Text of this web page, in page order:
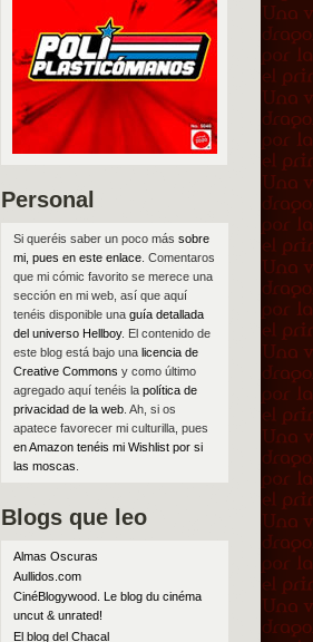
Personal
Si queréis saber un poco más sobre
mi, pues en este enlace. Comentaros
que mi cómic favorito se merece una
sección en mi web, así que aquí
tenéis disponible una guía detallada
del universo Hellboy. El contenido de
este blog está bajo una licencia de
Creative Commons y como último
agregado aquí tenéis la política de
privacidad de la web. Ah, si os
apatece favorecer mi culturilla, pues
en Amazon tenéis mi Wishlist por si
las moscas
Blogs que leo
Almas Oscuras
Aullidos.com
CinéBlogywood. Le blog du cinéma
uncut & unrated!
El blog del Chacal